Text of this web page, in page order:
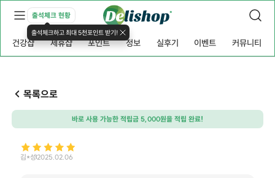
출석체크 현황
출석체크하고 최대 5천포인트 받기!
건강샵 제휴샵 포인트 정보 실후기 이벤트 커뮤니티
목록으로
바로 사용 가능한 적립금 5,000원을 적립 완료!
김*성2025.02.06